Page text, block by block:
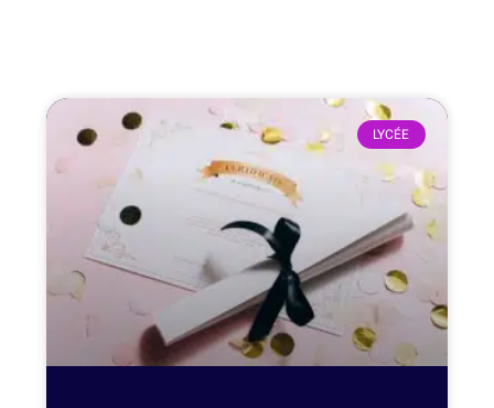
LYCÉE